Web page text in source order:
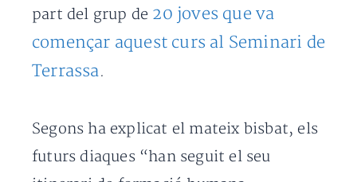
part del grup de 20 joves que va
començar aquest curs al Seminari de
Terrassa.
Segons ha explicat el mateix bisbat, els
futurs diaques “han seguit el seu